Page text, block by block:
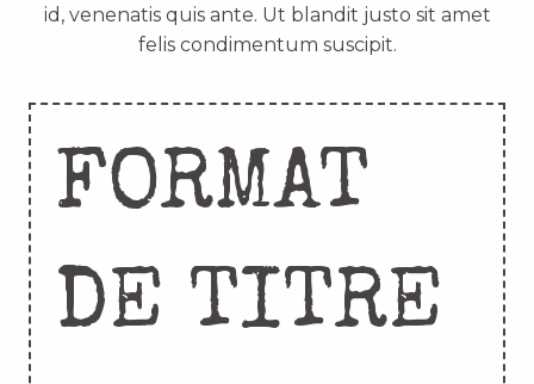
id, venenatis quis ante. Ut blandit justo sit amet
felis condimentum suscipit.
FORMAT
DE TITRE